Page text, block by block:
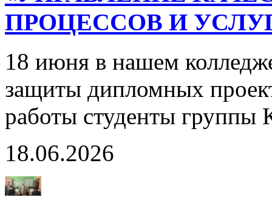
ПРОЦЕССОВ И
18 июня в нашем
защиты дипломных
работы студенты
18.06.2026